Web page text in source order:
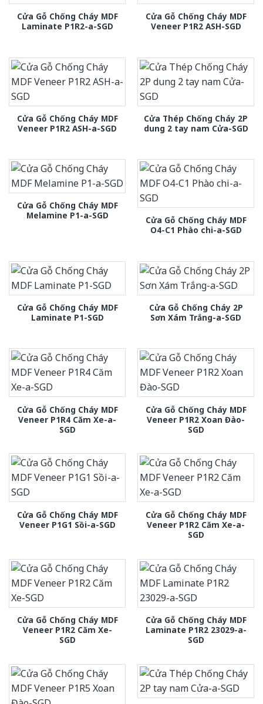
Cửa Gỗ Chống Cháy MDF
Laminate P1R2-a-SGD
Cửa Gỗ Chống Cháy MDF
Veneer P1R2 ASH-SGD
Cửa Gỗ Chống Cháy MDF
Veneer P1R2 ASH-a-SGD
Cửa Thép Chống Cháy 2P
dung 2 tay nam Cửa-SGD
Cửa Gỗ Chống Cháy MDF
Melamine P1-a-SGD
Cửa Gỗ Chống Cháy MDF
O4-C1 Phào chi-a-SGD
Cửa Gỗ Chống Cháy MDF
Laminate P1-SGD
Cửa Gỗ Chống Cháy 2P
Sơn Xám Trắng-a-SGD
Cửa Gỗ Chống Cháy MDF
Veneer P1R4 Căm Xe-a-
SGD
Cửa Gỗ Chống Cháy MDF
Veneer P1R2 Xoan Đào-
SGD
Cửa Gỗ Chống Cháy MDF
Veneer P1G1 Sồi-a-SGD
Cửa Gỗ Chống Cháy MDF
Veneer P1R2 Căm Xe-a-
SGD
Cửa Gỗ Chống Cháy MDF
Veneer P1R2 Căm Xe-
SGD
Cửa Gỗ Chống Cháy MDF
Laminate P1R2 23029-a-
SGD